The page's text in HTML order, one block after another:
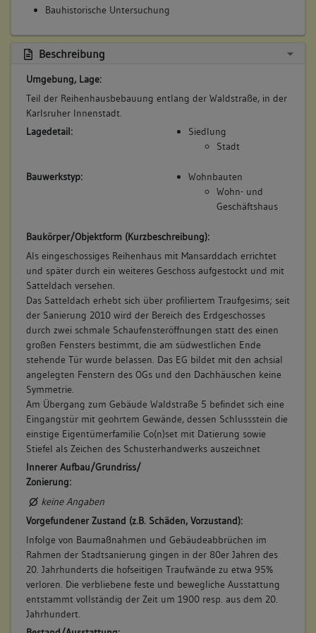
(1836)
Sanierung Dachstuhl und Fassade durch Bauherrn Erben des
Schlossers Müller.
Betroffene Gebäudeteile:
keine
(2010)
keine
Bauhistorische Untersuchung
Beschreibung
Umgebung, Lage:
Teil der Reihenhausbebauung entlang der Waldstraße, in der
Karlsruher Innenstadt.
Lagedetail:
Siedlung
Stadt
Bauwerkstyp:
Wohnbauten
Wohn- und
Geschäftshaus
Baukörper/Objektform (Kurzbeschreibung):
Als eingeschossiges Reihenhaus mit Mansarddach errichtet
und später durch ein weiteres Geschoss aufgestockt und mit
Satteldach versehen.
Das Satteldach erhebt sich über profiliertem Traufgesims; seit
der Sanierung 2010 wird der Bereich des Erdgeschosses
durch zwei schmale Schaufensteröffnungen statt des einen
großen Fensters bestimmt, die am südwestlichen Ende
stehende Tür wurde belassen. Das EG bildet mit den achsial
angelegten Fenstern des OGs und den Dachhäuschen keine
Symmetrie.
Am Übergang zum Gebäude Waldstraße 5 befindet sich eine
Eingangstür mit geohrtem Gewände, dessen Schlussstein die
einstige Eigentümerfamilie Co(n)set mit Datierung sowie
Stiefel als Zeichen des Schusterhandwerks auszeichnet
Innerer Aufbau/Grundriss/
Zonierung:
keine Angaben
Vorgefundener Zustand (z.B. Schäden, Vorzustand):
Infolge von Baumaßnahmen und Gebäudeabbrüchen im
Rahmen der Stadtsanierung gingen in der 80er Jahren des
20. Jahrhunderts die hofseitigen Traufwände zu etwa 95%
verloren. Die verbliebene feste und bewegliche Ausstattung
entstammt vollständig der Zeit um 1900 resp. aus dem 20.
Jahrhundert.